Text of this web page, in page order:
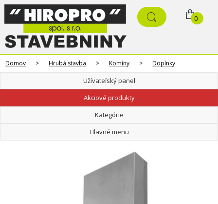
0
Domov > Hrubá stavba > Komíny > Doplnky
Užívateľský panel
Akciové produkty
Kategórie
Hlavné menu